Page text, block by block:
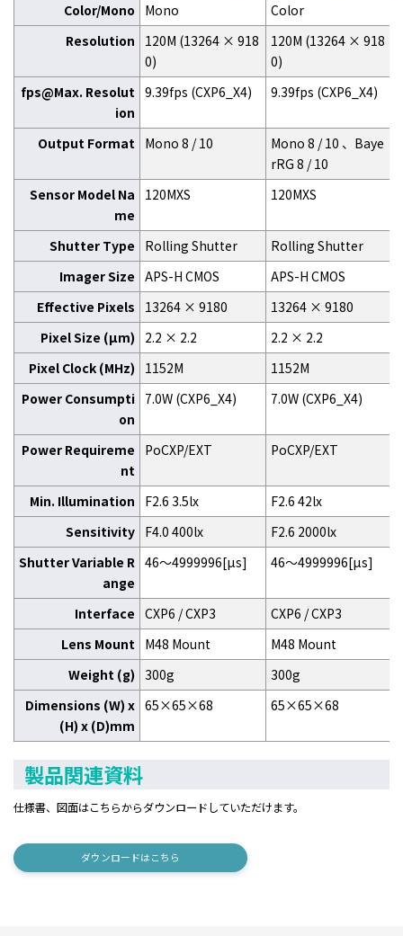
Color/Mono
Mono
Color
Resolution
120M (13264 × 918
0)
120M (13264 × 918
0)
fps@Max. Resolut
ion
9.39fps (CXP6_X4) 9.39fps (CXP6_X4)
Output Format Mono 8 / 10
Mono 8 / 10 、Baye
rRG 8 / 10
Sensor Model Na
me
120MXS 120MXS
Shutter Type Rolling Shutter
Rolling Shutter
Imager Size APS-H CMOS
APS-H CMOS
Effective Pixels
13264 × 9180
13264 × 9180
Pixel Size (μm)
2.2 × 2.2
2.2 × 2.2
Pixel Clock (MHz)
1152M
1152M
Power Consumpti
on
7.0W (CXP6_X4) 7.0W (CXP6_X4)
Power Requireme
nt
PoCXP/EXT PoCXP/EXT
Min. Illumination F2.6 3.5lx
F2.6 42lx
Sensitivity F4.0 400lx
F2.6 2000lx
Shutter Variable R
ange
46～4999996[μs] 46～4999996[μs]
Interface CXP6 / CXP3
CXP6 / CXP3
Lens Mount M48 Mount
M48 Mount
Weight (g) 300g
300g
Dimensions (W) x
(H) x (D)mm
65×65×68 65×65×68
製品関連資料
仕様書、図面はこちらからダウンロードしていただけます。
ダウンロードはこちら